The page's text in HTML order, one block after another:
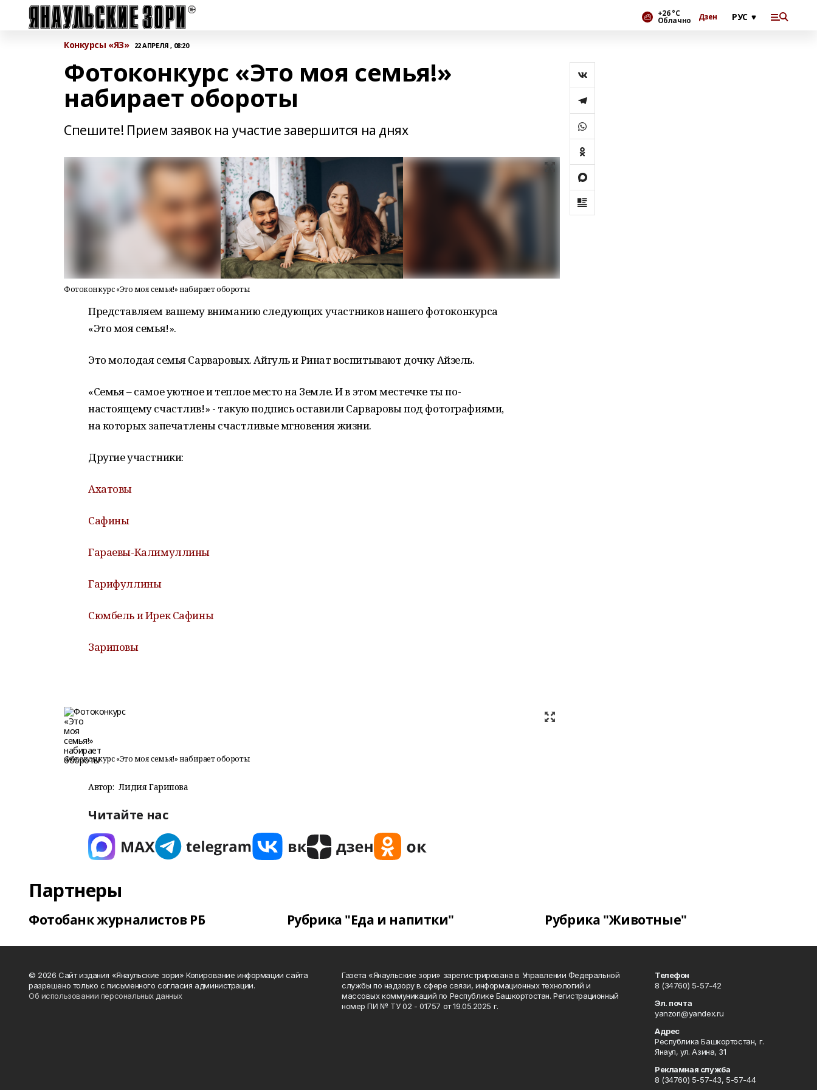
+26 °С
Облачно Дзен
Конкурсы «ЯЗ» 22 АПРЕЛЯ , 08:20
Фотоконкурс «Это моя семья!»
набирает обороты
Спешите! Прием заявок на участие завершится на днях
Фотоконкурс «Это моя семья!» набирает обороты
Представляем вашему вниманию следующих участников нашего фотоконкурса
«Это моя семья!».
Это молодая семья Сарваровых. Айгуль и Ринат воспитывают дочку Айзель.
«Семья – самое уютное и теплое место на Земле. И в этом местечке ты по-
настоящему счастлив!» - такую подпись оставили Сарваровы под фотографиями,
на которых запечатлены счастливые мгновения жизни.
Другие участники:
Ахатовы
Сафины
Гараевы-Калимуллины
Гарифуллины
Сюмбель и Ирек Сафины
Зариповы
Фотоконкурс «Это моя семья!» набирает обороты
Автор: Лидия Гарипова
Читайте нас
Партнеры
Фотобанк журналистов РБ Рубрика "Еда и напитки" Рубрика "Животные"
© 2026 Сайт издания «Янаульские зори» Копирование информации сайта
разрешено только с письменного согласия администрации.
Об использовании персональных данных
Газета «Янаульские зори» зарегистрирована в Управлении Федеральной
службы по надзору в сфере связи, информационных технологий и
массовых коммуникаций по Республике Башкортостан. Регистрационный
номер ПИ № ТУ 02 - 01757 от 19.05.2025 г.
Телефон
8 (34760) 5-57-42
Эл. почта
yanzori@yandex.ru
Адрес
Республика Башкортостан, г.
Янаул, ул. Азина, 31
Рекламная служба
8 (34760) 5-57-43, 5-57-44